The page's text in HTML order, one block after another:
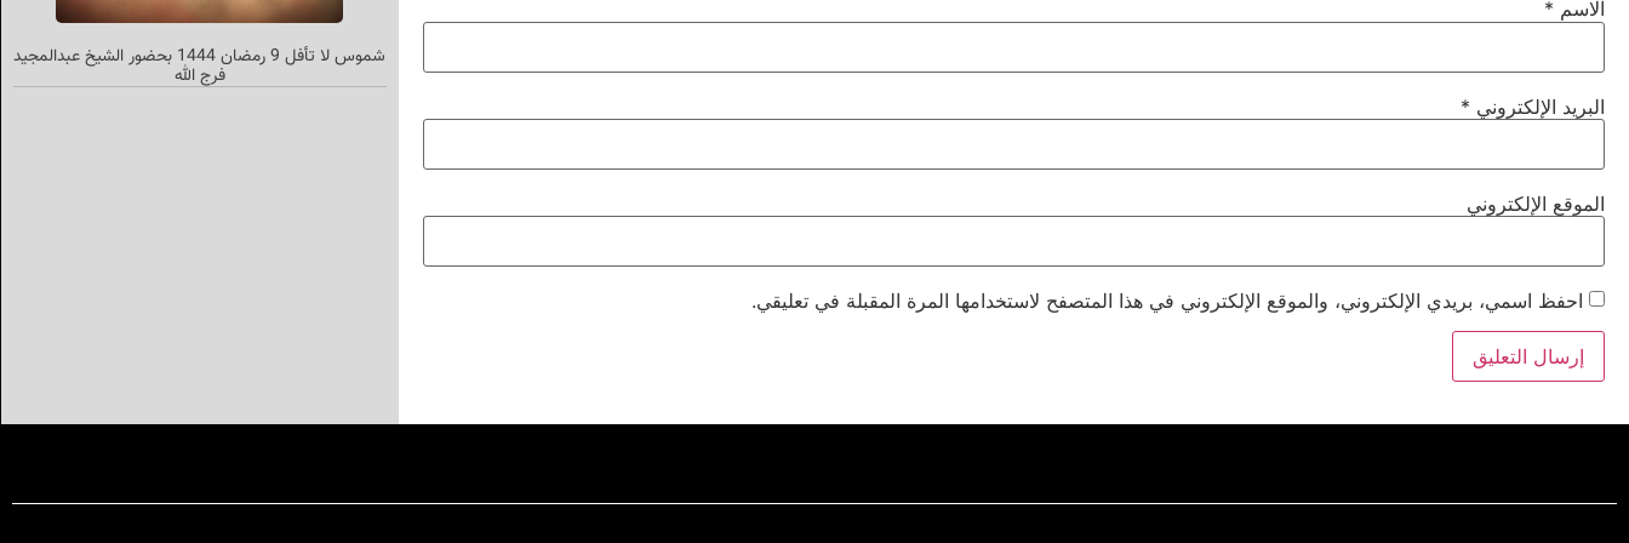
الاسم *
البريد الإلكتروني *
الموقع الإلكتروني
احفظ اسمي، بريدي الإلكتروني، والموقع الإلكتروني في هذا المتصفح لاستخدامها المرة المقبلة في تعليقي.
شموس لا تأفل 9 رمضان 1444 بحضور الشيخ عبدالمجيد
فرج الله